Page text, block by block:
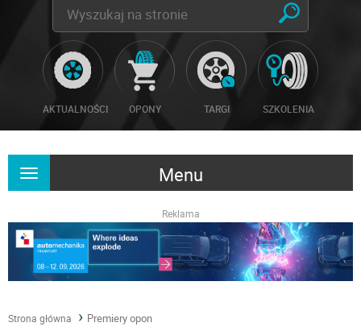
AKTUALNOŚCI OPONY TARGI SZKOLENIA
Menu
Rozwiń
Reklama
Strona główna Premiery opon